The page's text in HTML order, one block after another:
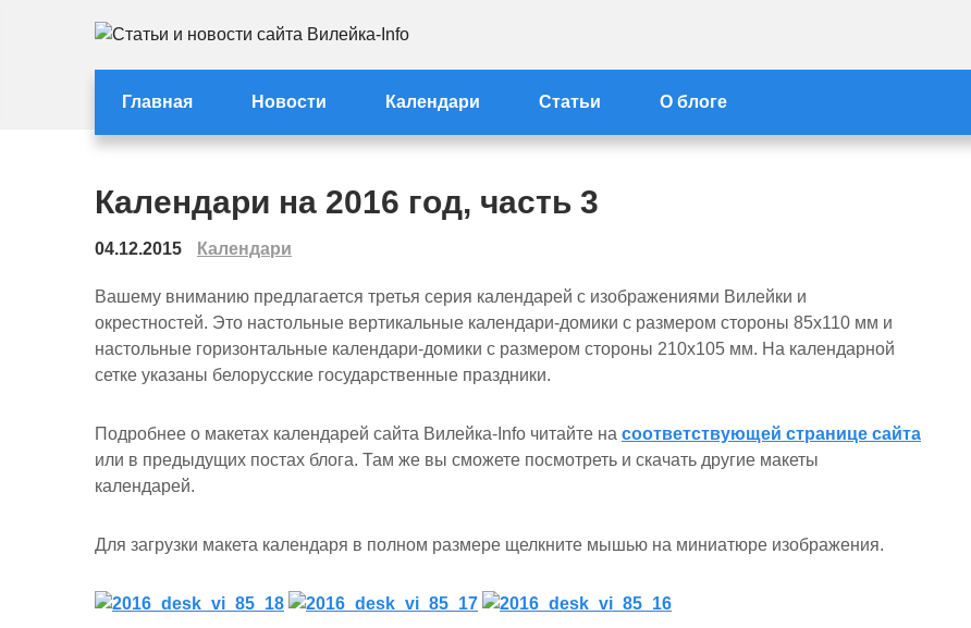
Статьи и новости сайта Вилейка-Info
Главная Новости Календари Статьи О блоге
Календари на 2016 год, часть 3
04.12.2015 Календари
Вашему вниманию предлагается третья серия календарей с изображениями Вилейки и
окрестностей. Это настольные вертикальные календари-домики с размером стороны 85х110 мм и
настольные горизонтальные календари-домики с размером стороны 210х105 мм. На календарной
сетке указаны белорусские государственные праздники.
Подробнее о макетах календарей сайта Вилейка-Info читайте на соответствующей странице сайта
или в предыдущих постах блога. Там же вы сможете посмотреть и скачать другие макеты
календарей.
Для загрузки макета календаря в полном размере щелкните мышью на миниатюре изображения.